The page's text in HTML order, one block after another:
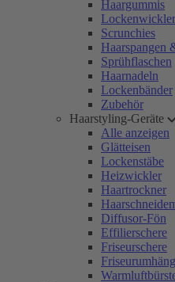
Haargummis
Lockenwickler
Scrunchies
Haarspangen
Sprühflaschen
Haarnadeln
Lockenbänder
Zubehör
Haarstyling-Geräte
Alle anzeigen
Glätteisen
Lockenstäbe
Heizwickler
Haartrockner
Diffusor-Fön
Effilierschere
Friseurschere